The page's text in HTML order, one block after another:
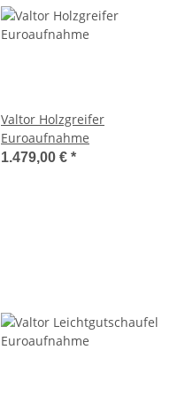
Valtor Holzgreifer
Euroaufnahme
1.479,00 € *